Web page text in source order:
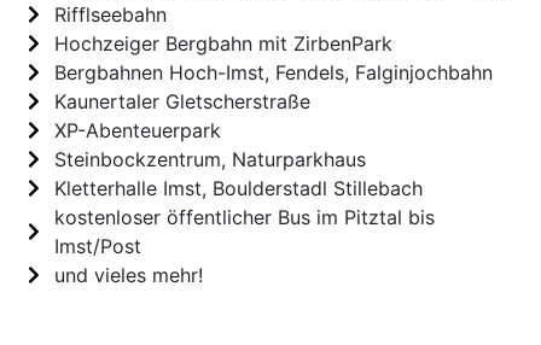
Rifflseebahn
Hochzeiger Bergbahn mit ZirbenPark
Bergbahnen Hoch-Imst, Fendels, Falginjochbahn
Kaunertaler Gletscherstraße
XP-Abenteuerpark
Steinbockzentrum, Naturparkhaus
Kletterhalle Imst, Boulderstadl Stillebach
kostenloser öffentlicher Bus im Pitztal bis
Imst/Post
und vieles mehr!